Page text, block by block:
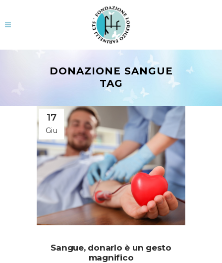
DONAZIONE SANGUE
TAG
17
Giu
Sangue, donarlo è un gesto
magnifico